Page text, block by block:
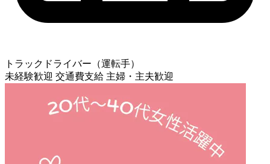
トラックドライバー（運転手）
未経験歓迎 交通費支給 主婦・主夫歓迎